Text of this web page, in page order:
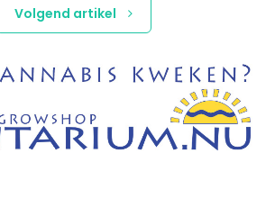
Volgend artikel